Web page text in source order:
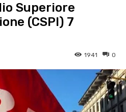
Superiore
(CSPI) 7
0
1941